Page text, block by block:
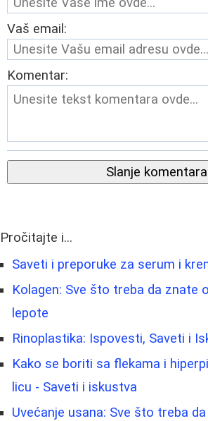
Vaš email:
Komentar:
Slanje komentara
Pročitajte i...
Saveti i preporuke za serum i
Kolagen: Sve što treba da znate
lepote
Rinoplastika: Ispovesti, Saveti i
Kako se boriti sa flekama i
licu - Saveti i iskustva
Uvećanje usana: Sve što treba